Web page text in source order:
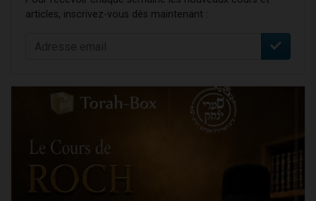
articles, inscrivez-vous dès maintenant :